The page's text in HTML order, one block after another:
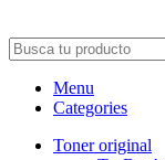
Menu
Categories
Toner original